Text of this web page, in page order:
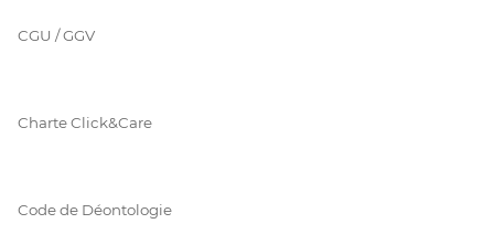
CGU / GGV
Charte Click&Care
Code de Déontologie